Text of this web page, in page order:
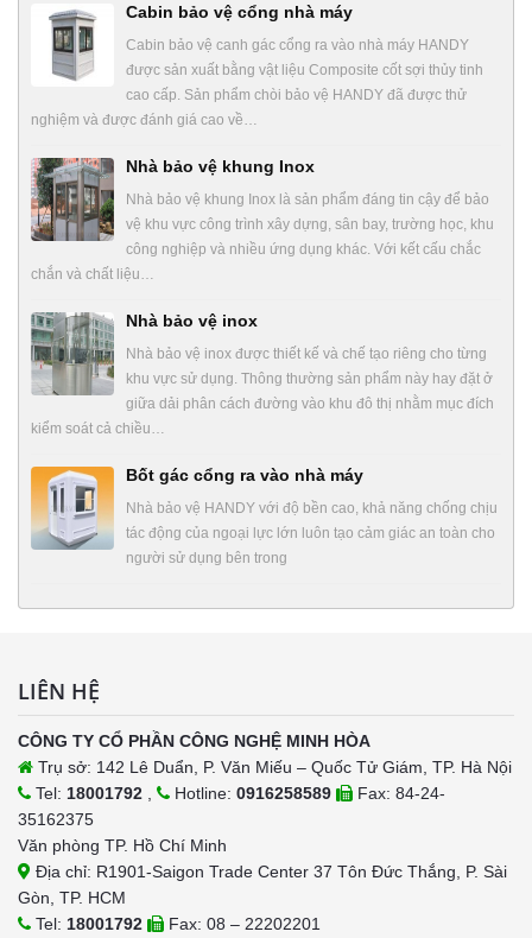
Cabin bảo vệ cổng nhà máy
Cabin bảo vệ canh gác cổng ra vào nhà máy HANDY
được sản xuất bằng vật liệu Composite cốt sợi thủy tinh
cao cấp. Sản phẩm chòi bảo vệ HANDY đã được thử
nghiệm và được đánh giá cao về…
Nhà bảo vệ khung Inox
Nhà bảo vệ khung Inox là sản phẩm đáng tin cậy để bảo
vệ khu vực công trình xây dựng, sân bay, trường học, khu
công nghiệp và nhiều ứng dụng khác. Với kết cấu chắc
chắn và chất liệu…
Nhà bảo vệ inox
Nhà bảo vệ inox được thiết kế và chế tạo riêng cho từng
khu vực sử dụng. Thông thường sản phẩm này hay đặt ở
giữa dải phân cách đường vào khu đô thị nhằm mục đích
kiểm soát cả chiều…
Bốt gác cổng ra vào nhà máy
Nhà bảo vệ HANDY với độ bền cao, khả năng chống chịu
tác động của ngoại lực lớn luôn tạo cảm giác an toàn cho
người sử dụng bên trong
LIÊN HỆ
CÔNG TY CỔ PHẦN CÔNG NGHỆ MINH HÒA
Trụ sở: 142 Lê Duẩn, P. Văn Miếu – Quốc Tử Giám, TP. Hà Nội
Tel: 18001792 Hotline: 0916258589
Fax: 84-24-
35162375
Văn phòng TP. Hồ Chí Minh
Địa chỉ: R1901-Saigon Trade Center 37 Tôn Đức Thắng, P. Sài
Gòn, TP. HCM
Tel: 18001792
Fax: 08 – 22202201